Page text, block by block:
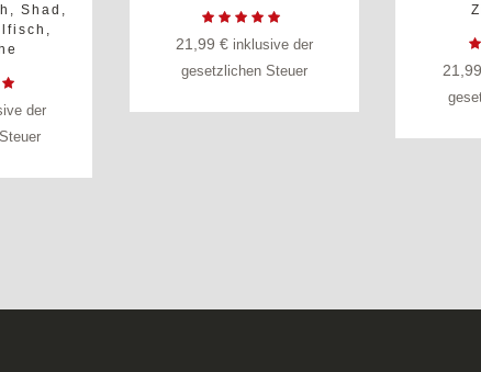
Shad
der
21,99 € inklusive der
gesetzlichen Steuer
21,99